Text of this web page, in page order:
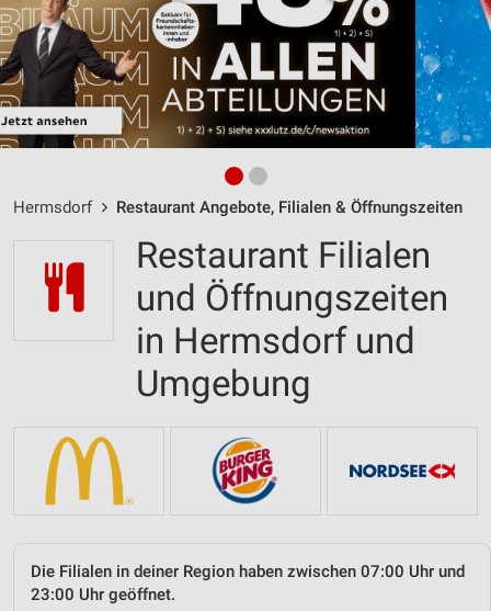
Hermsdorf Restaurant Angebote, Filialen & Öffnungszeiten
Restaurant Filialen
und Öffnungszeiten
in Hermsdorf und
Umgebung
Die Filialen in deiner Region haben zwischen 07:00 Uhr und
23:00 Uhr geöffnet.